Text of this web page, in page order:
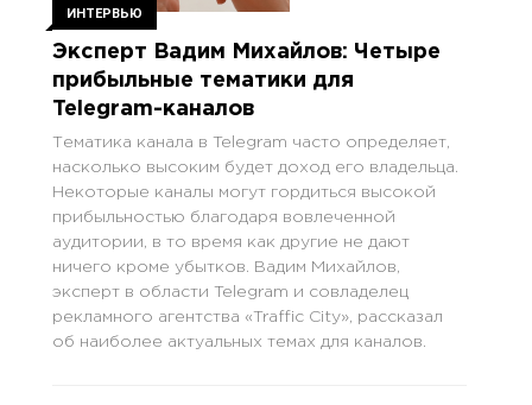
ИНТЕРВЬЮ
Эксперт Вадим Михайлов: Четыре
прибыльные тематики для
Telegram-каналов
Тематика канала в Telegram часто определяет,
насколько высоким будет доход его владельца.
Некоторые каналы могут гордиться высокой
прибыльностью благодаря вовлеченной
аудитории, в то время как другие не дают
ничего кроме убытков. Вадим Михайлов,
эксперт в области Telegram и совладелец
рекламного агентства «Traffic City», рассказал
об наиболее актуальных темах для каналов.